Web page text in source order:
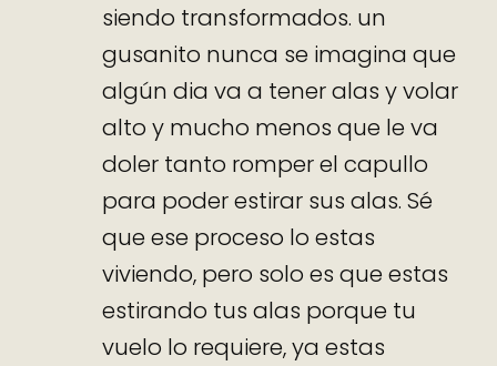
siendo transformados. un
gusanito nunca se imagina que
algún dia va a tener alas y volar
alto y mucho menos que le va
doler tanto romper el capullo
para poder estirar sus alas. Sé
que ese proceso lo estas
viviendo, pero solo es que estas
estirando tus alas porque tu
vuelo lo requiere, ya estas